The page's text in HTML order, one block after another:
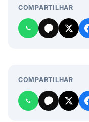
COMPARTILHAR
COMPARTILHAR